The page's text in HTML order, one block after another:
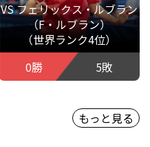
VS フェリックス・ルブラン
（F・ルブラン）
（世界ランク4位）
0勝
5敗
もっと見る